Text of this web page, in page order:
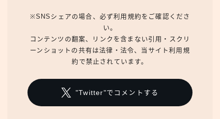
※SNSシェアの場合、必ず利用規約をご確認くださ
い。
コンテンツの翻案、リンクを含まない引用・スクリ
ーンショットの共有は法律・法令、当サイト利用規
約で禁止されています。
"Twitter"でコメントする